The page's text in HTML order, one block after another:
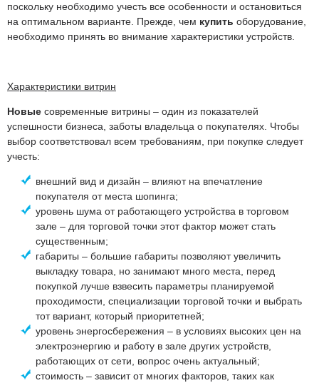
поскольку необходимо учесть все особенности и остановиться
на оптимальном варианте. Прежде, чем купить оборудование,
необходимо принять во внимание характеристики устройств.
Характеристики витрин
Новые современные витрины – один из показателей
успешности бизнеса, заботы владельца о покупателях. Чтобы
выбор соответствовал всем требованиям, при покупке следует
учесть:
внешний вид и дизайн – влияют на впечатление
покупателя от места шопинга;
уровень шума от работающего устройства в торговом
зале – для торговой точки этот фактор может стать
существенным;
габариты – большие габариты позволяют увеличить
выкладку товара, но занимают много места, перед
покупкой лучше взвесить параметры планируемой
проходимости, специализации торговой точки и выбрать
тот вариант, который приоритетней;
уровень энергосбережения – в условиях высоких цен на
электроэнергию и работу в зале других устройств,
работающих от сети, вопрос очень актуальный;
стоимость – зависит от многих факторов, таких как